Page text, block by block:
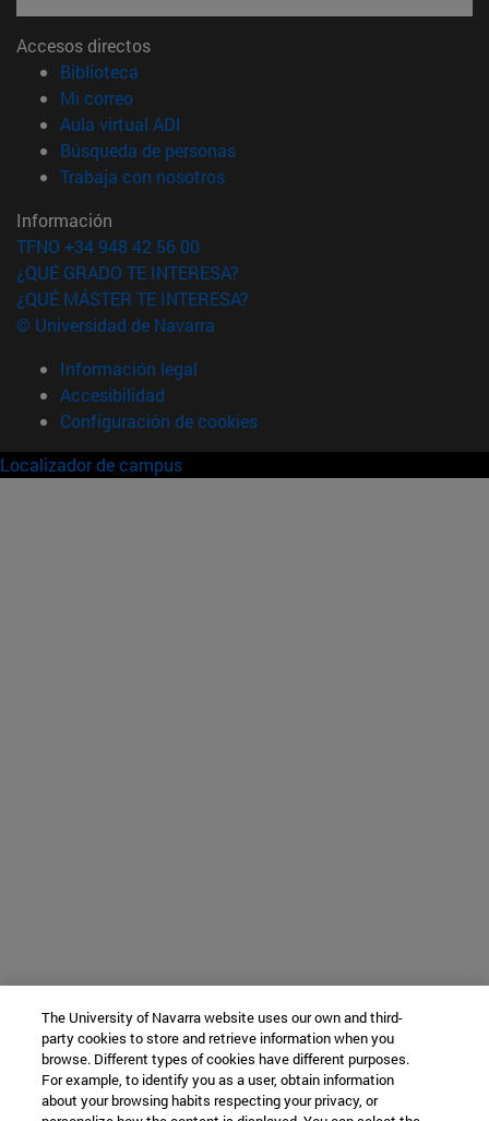
Accesos directos
Biblioteca
Mi correo(abre en nueva ventana)
Aula virtual ADI
Búsqueda de personas(abre en nueva ventana)
Trabaja con nosotros(abre en nueva ventana)
Información
TFNO +34 948 42 56 00
¿QUÉ GRADO TE INTERESA?
¿QUÉ MÁSTER TE INTERESA?
© Universidad de Navarra
Información legal
Accesibilidad
Configuración de cookies
Localizador de campus
The University of Navarra website uses our own and third-
party cookies to store and retrieve information when you
browse. Different types of cookies have different purposes.
For example, to identify you as a user, obtain information
about your browsing habits respecting your privacy, or